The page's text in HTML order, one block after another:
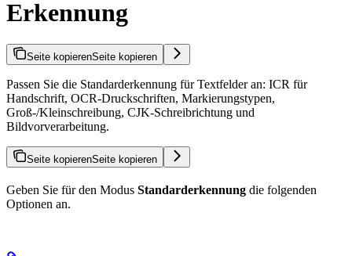
Erkennung
Seite kopierenSeite kopieren
Passen Sie die Standarderkennung für Textfelder an: ICR für
Handschrift, OCR-Druckschriften, Markierungstypen,
Groß-/Kleinschreibung, CJK-Schreibrichtung und
Bildvorverarbeitung.
Seite kopierenSeite kopieren
Geben Sie für den Modus Standarderkennung die folgenden
Optionen an.